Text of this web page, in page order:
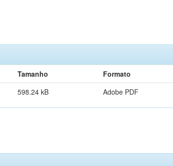
Tamanho
Formato
598.24 kB Adobe PDF